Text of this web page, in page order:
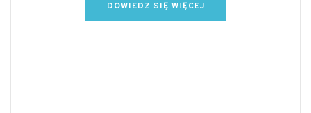
DOWIEDZ SIĘ WIĘCEJ